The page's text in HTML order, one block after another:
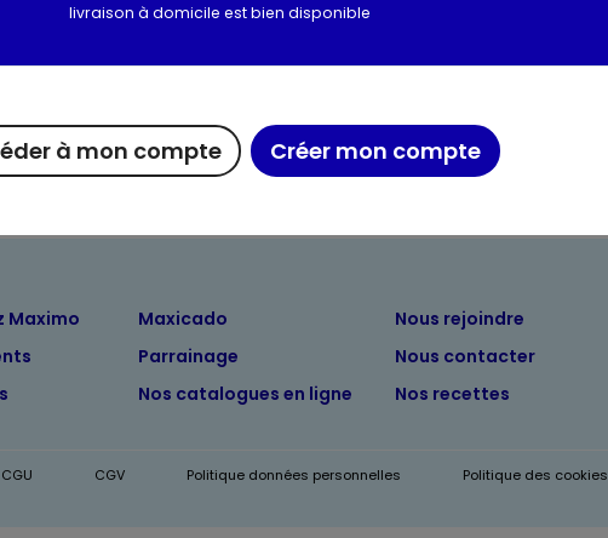
Valeurs nutritionnelles
Maximo
Maxicado
Parrainage
Nos catalogues en ligne
Nous rejoindre
Nous contacter
Nos recettes
CGV Politique données personnelles Politique des cookies
livraison à domicile est bien disponible
à mon compte Créer mon compte